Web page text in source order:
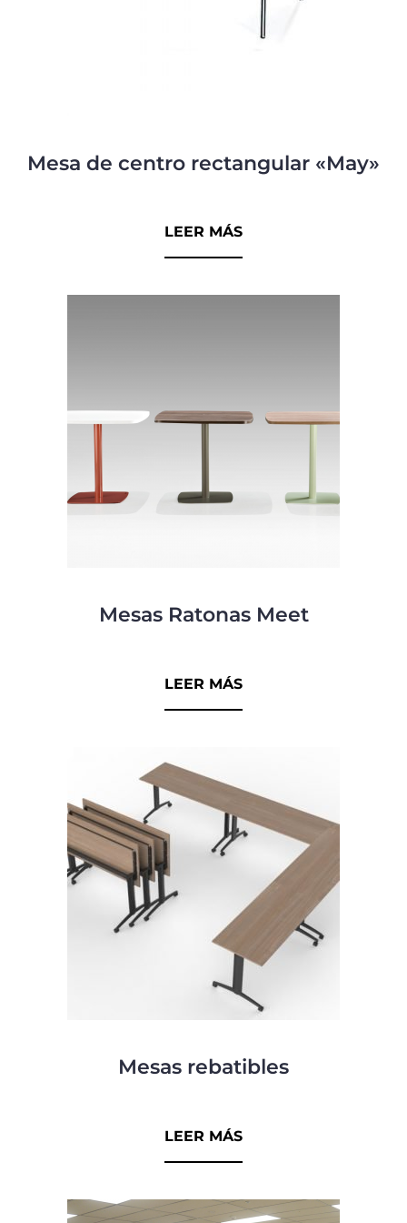
Mesa de centro rectangular «May»
d
e
LEER MÁS
Mesas Ratonas Meet
d
e
LEER MÁS
Mesas rebatibles
d
e
LEER MÁS